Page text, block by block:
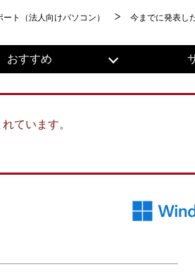
ート（法人向けパソコン） 今までに発表し
おすすめ
ています。